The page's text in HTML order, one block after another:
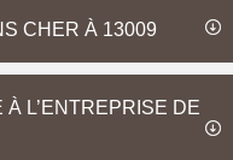
CHER À 13009
L’ENTREPRISE DE